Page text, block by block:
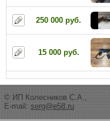
250 000 руб.
15 000 руб.
© ИП Колесников С.А.,
E-mail: serg@e58.ru